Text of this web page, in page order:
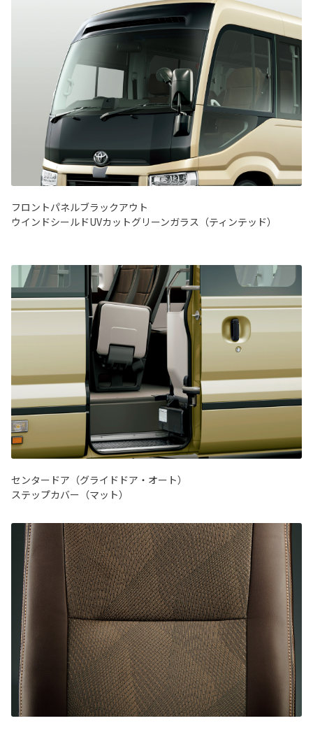
フロントパネルブラックアウト
ウインドシールドUVカットグリーンガラス（ティンテッド）
センタードア（グライドドア・オート）
ステップカバー（マット）